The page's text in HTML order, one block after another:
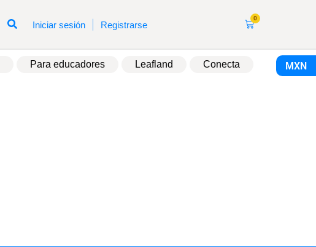
MXN
Iniciar sesión Registrarse
0
Para educadores Leafland Conecta